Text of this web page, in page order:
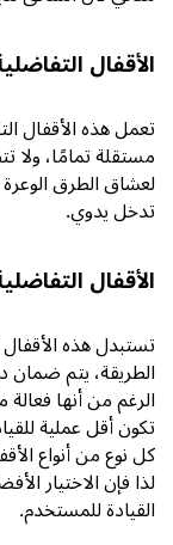
الأقفال
تعمل هذه الأقفال
مستقلة تمامًا، ولا
لعشاق الطرق
تدخل يدوي.
الأقفال
تستبدل هذه الأقفال
الطريقة، يتم ضمان
الرغم من أنها
تكون أقل عملية
كل نوع من أنواع
لذا فإن الاختيار
القيادة للمستخدم.